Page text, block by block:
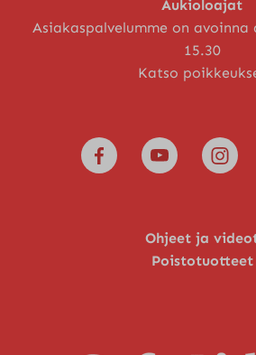
Aukioloajat
Asiakaspalvelumme on avoinna
15.30
Katso
Ohjeet ja
Poistotuotteet